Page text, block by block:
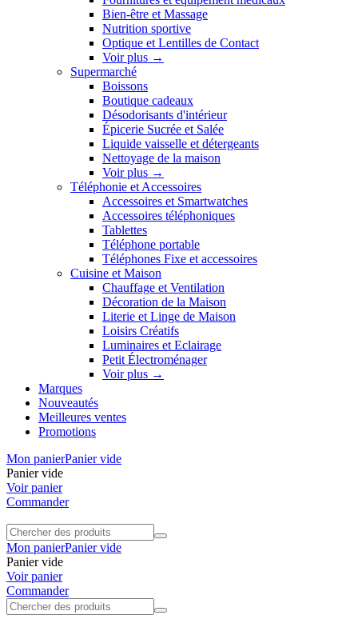
Bien-être et Massage
Nutrition sportive
Optique et Lentilles de Contact
Voir plus →
Supermarché
Boissons
Boutique cadeaux
Désodorisants d'intérieur
Épicerie Sucrée et Salée
Liquide vaisselle et détergeants
Nettoyage de la maison
Voir plus →
Téléphonie et Accessoires
Accessoires et Smartwatches
Accessoires téléphoniques
Tablettes
Téléphone portable
Téléphones Fixe et accessoires
Cuisine et Maison
Chauffage et Ventilation
Décoration de la Maison
Literie et Linge de Maison
Loisirs Créatifs
Luminaires et Eclairage
Petit Électroménager
Voir plus →
Marques
Nouveautés
Meilleures ventes
Promotions
Mon panierPanier vide
Panier vide
Voir panier
Commander
Mon panierPanier vide
Panier vide
Voir panier
Commander